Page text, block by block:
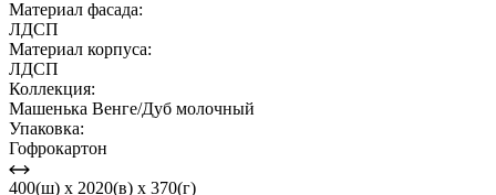
Материал фасада:
ЛДСП
Материал корпуса:
ЛДСП
Коллекция:
Машенька Венге/Дуб молочный
Упаковка:
Гофрокартон
400(ш) x 2020(в) x 370(г)